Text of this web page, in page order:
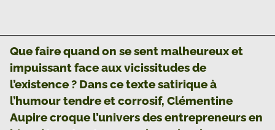
Que faire quand on se sent malheureux et
impuissant face aux vicissitudes de
l’existence ? Dans ce texte satirique à
l’humour tendre et corrosif, Clémentine
Aupire croque l’univers des entrepreneurs en